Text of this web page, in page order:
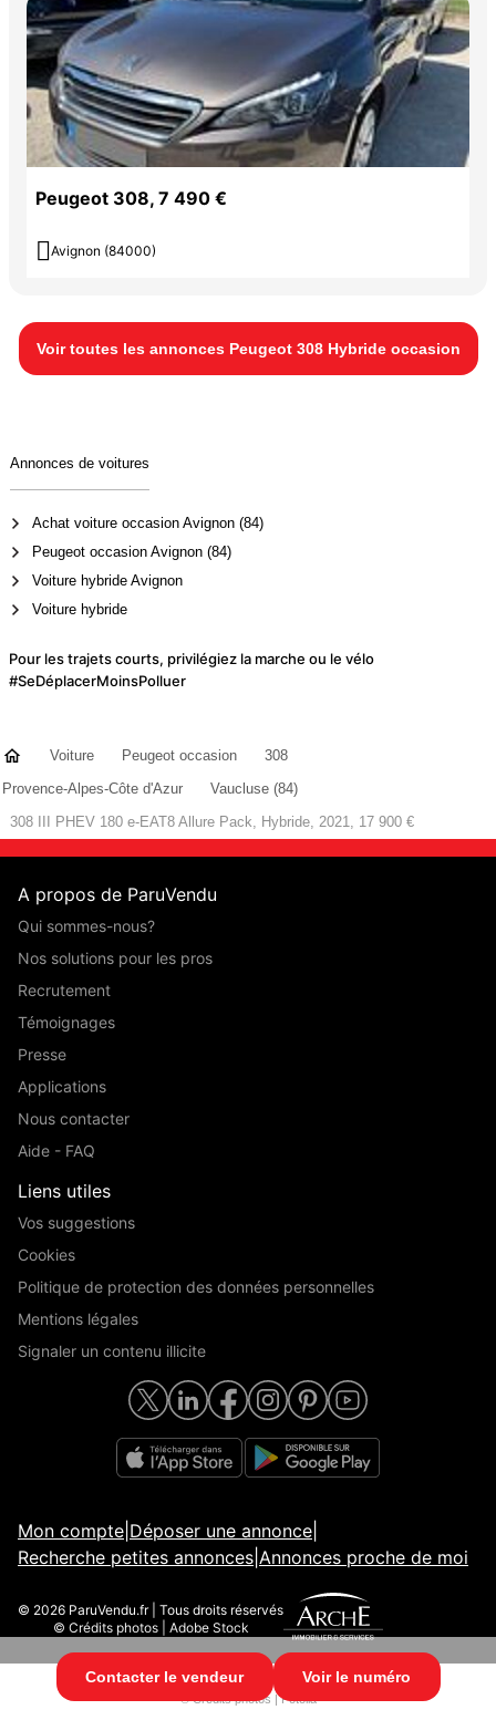
Contacter le vendeur Voir le numéro
Peugeot 308, 7 490 €
 Avignon (84000)
Voir toutes les annonces Peugeot 308 Hybride occasion
Annonces de voitures
Achat voiture occasion Avignon (84)
Peugeot occasion Avignon (84)
Voiture hybride Avignon
Voiture hybride
Pour les trajets courts, privilégiez la marche ou le vélo
#SeDéplacerMoinsPolluer
Voiture Peugeot occasion
308
Provence-Alpes-Côte d'Azur
Vaucluse (84)
308 III PHEV 180 e-EAT8 Allure Pack, Hybride, 2021, 17 900 €
A propos de ParuVendu
Qui sommes-nous?
Nos solutions pour les pros
Recrutement
Témoignages
Presse
Applications
Nous contacter
Aide - FAQ
Liens utiles
Vos suggestions
Cookies
Politique de protection des données personnelles
Mentions légales
Signaler un contenu illicite
Mon compte Déposer une annonce
Recherche petites annonces Annonces proche de moi
© 2026 ParuVendu.fr | Tous droits réservés
© Crédits photos | Adobe Stock
© 2026 ParuVendu.fr | Tous droits réservés
© Crédits photos | Fotolia